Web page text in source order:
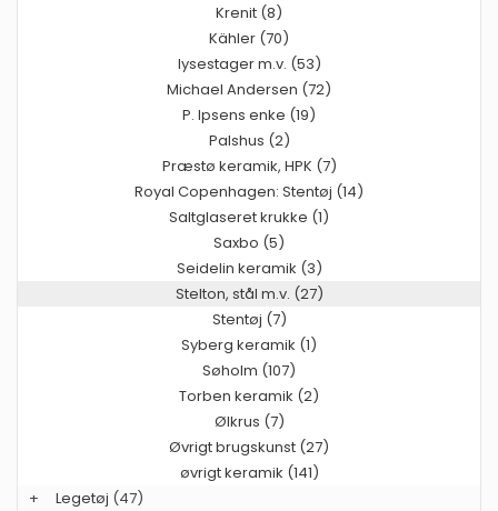
Krenit (8)
Kähler (70)
lysestager m.v. (53)
Michael Andersen (72)
P. Ipsens enke (19)
Palshus (2)
Præstø keramik, HPK (7)
Royal Copenhagen: Stentøj (14)
Saltglaseret krukke (1)
Saxbo (5)
Seidelin keramik (3)
Stelton, stål m.v. (27)
Stentøj (7)
Syberg keramik (1)
Søholm (107)
Torben keramik (2)
Ølkrus (7)
Øvrigt brugskunst (27)
øvrigt keramik (141)
+
Legetøj (47)